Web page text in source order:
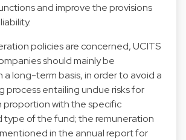
and improve the provisions
policies are concerned, UCITS
should mainly be
long-term basis, in order to avoid a
process entailing undue risks for
proportion with the specific
type of the fund; the remuneration
in the annual report for